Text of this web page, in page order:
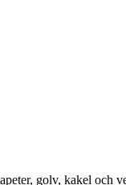
golv, kakel och